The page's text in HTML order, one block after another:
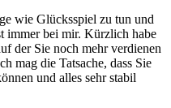
wie Glücksspiel zu tun und
immer bei mir. Kürzlich habe
der Sie noch mehr verdienen
mag die Tatsache, dass Sie
und alles sehr stabil